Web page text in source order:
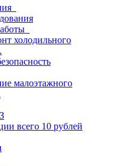
холодильного
малоэтажного
всего 10 рублей